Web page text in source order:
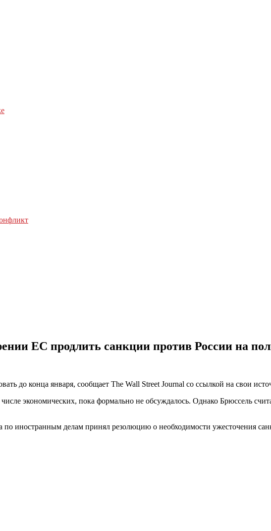
ЕС продлить санкции против России на
до конца января, сообщает The Wall Street Journal со ссылкой на свои
экономических, пока формально не обсуждалось. Однако Брюссель
по иностранным делам принял резолюцию о необходимости ужесточения